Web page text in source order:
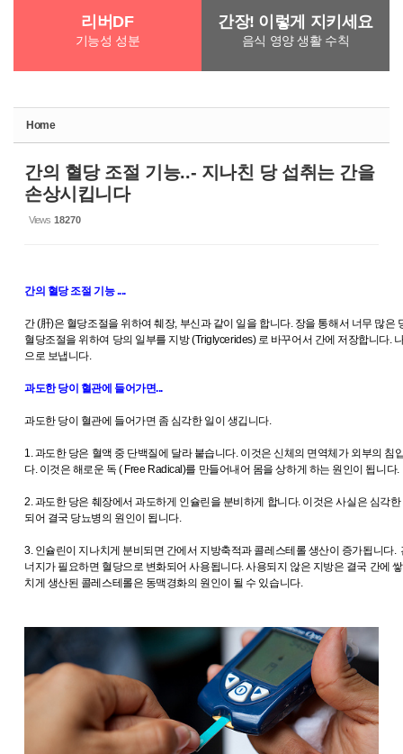
리버DF
기능성 성분
간장! 이렇게 지키세요
음식 영양 생활 수칙
Home
간의 혈당 조절 기능..- 지나친 당 섭취는 간을
손상시킵니다
Views 18270
간의 혈당 조절 기능 ....
간 (肝)은 혈당조절을 위하여 췌장, 부신과 같이 일을 합니다. 장을 통해서 너무 많은
혈당조절을 위하여 당의 일부를 지방 (Triglycerides) 로 바꾸어서 간에 저장합니다.
으로 보냅니다.
과도한 당이 혈관에 들어가면...
과도한 당이 혈관에 들어가면 좀 심각한 일이 생깁니다.
1. 과도한 당은 혈액 중 단백질에 달라 붙습니다. 이것은 신체의 면역체가 외부의 침
다. 이것은 해로운 독 ( Free Radical)를 만들어내어 몸을 상하게 하는 원인이 됩니다.
2. 과도한 당은 췌장에서 과도하게 인슐린을 분비하게 합니다. 이것은 사실은 심각
되어 결국 당뇨병의 원인이 됩니다.
3. 인슐린이 지나치게 분비되면 간에서 지방축적과 콜레스테롤 생산이 증가됩니다.
너지가 필요하면 혈당으로 변화되어 사용됩니다. 사용되지 않은 지방은 결국 간에
치게 생산된 콜레스테롤은 동맥경화의 원인이 될 수 있습니다.